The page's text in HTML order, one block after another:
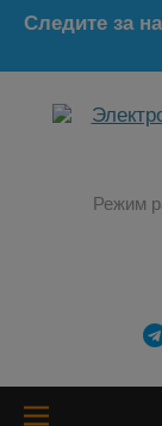
Следите за
Режим